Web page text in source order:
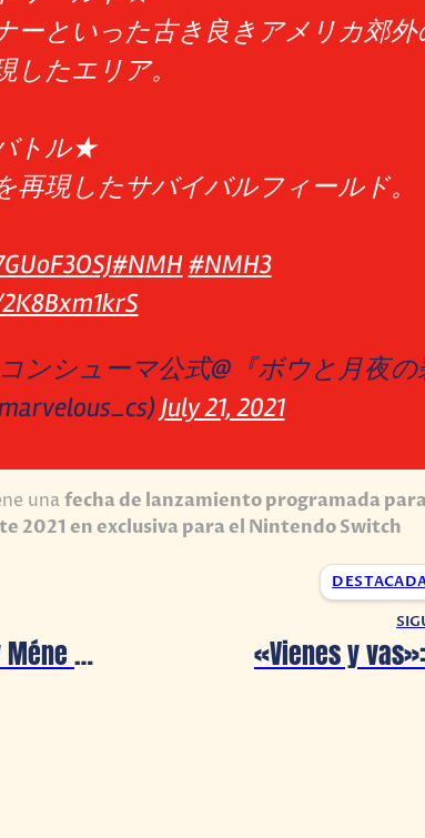
ーといった古き良きアメリカ郊外
したエリア。
トル★
再現したサバイバルフィールド。
#NMH#NMH3
ンシューマ公式@『ボウと月夜の
July 21, 2021
unafecha de lanzamiento programada
2021 en exclusiva para el Nintendo Switch
Mathilde Sobrino y Méne lanzan su nuevo sencillo